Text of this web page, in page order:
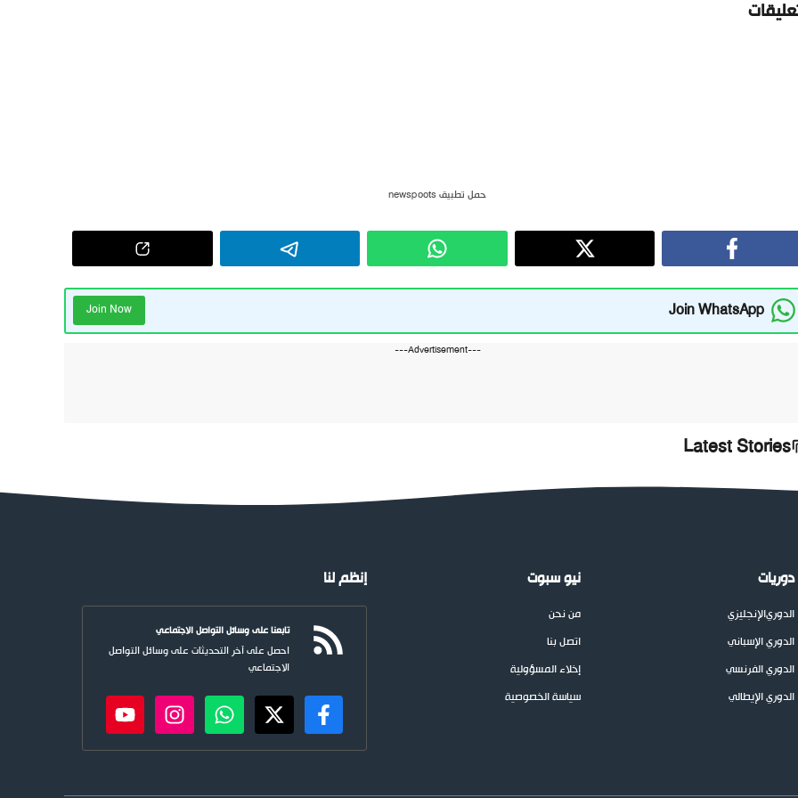
حمل تطبيق newspoots
Join WhatsApp
Join Now
---Advertisement---
Latest Stories
دوريات
الدوريالإنجليزي
الدوري الإسباني
الدوري الفرنسي
الدوري الإيطالي
نيو سبوت
من نحن
اتصل بنا
إخلاء المسؤولية
سياسة الخصوصية
إنظم لنا
تابعنا على وسائل التواصل الاجتماعي
احصل على آخر التحديثات على وسائل التواصل
الاجتماعي